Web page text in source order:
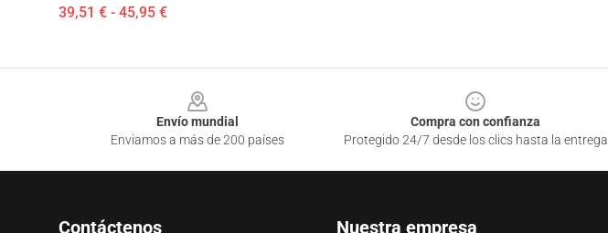
39,51 € - 45,95 €
Envío mundial
Enviamos a más de 200 países
Compra con confianza
Protegido 24/7 desde los clics hasta la entrega
Contáctenos Nuestra empresa